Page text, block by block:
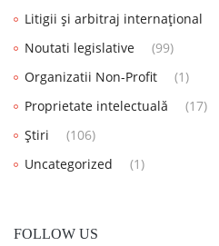
Litigii și arbitraj internațional
Noutati legislative
(99)
Organizatii Non-Profit
(1)
Proprietate intelectuală
(17)
Știri
(106)
Uncategorized
(1)
FOLLOW US